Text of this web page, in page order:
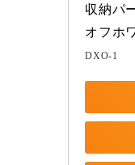
収納パ
オフホ
DXO-1